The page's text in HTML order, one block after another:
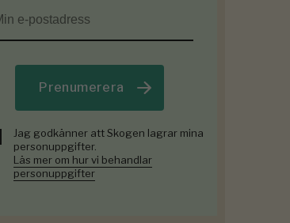
Prenumerera
Jag godkänner att Skogen lagrar mina
personuppgifter.
Läs mer om hur vi behandlar
personuppgifter